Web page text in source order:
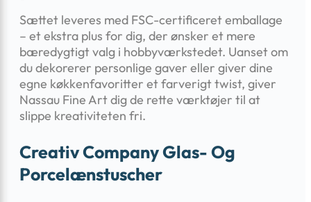
Sættet leveres med FSC-certificeret emballage
– et ekstra plus for dig, der ønsker et mere
bæredygtigt valg i hobbyværkstedet. Uanset om
du dekorerer personlige gaver eller giver dine
egne køkkenfavoritter et farverigt twist, giver
Nassau Fine Art dig de rette værktøjer til at
slippe kreativiteten fri.
Creativ Company Glas- Og
Porcelænstuscher